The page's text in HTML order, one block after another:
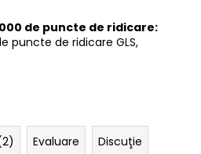
000 de puncte de ridicare:
puncte de ridicare GLS,
Evaluare Discuţie